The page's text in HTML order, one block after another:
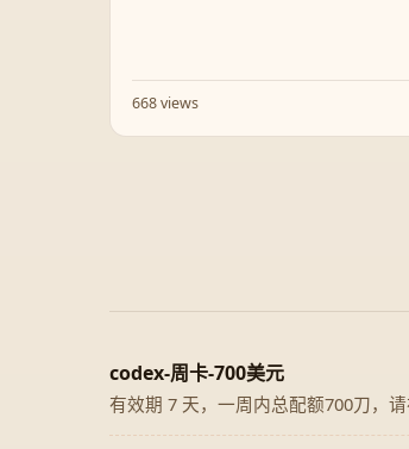
668 views
codex-周卡-700美元
有效期 7 天，一周内总配额700刀，